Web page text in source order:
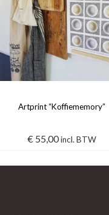
Artprint “Koffiememory”
€ 55,00incl. BTW